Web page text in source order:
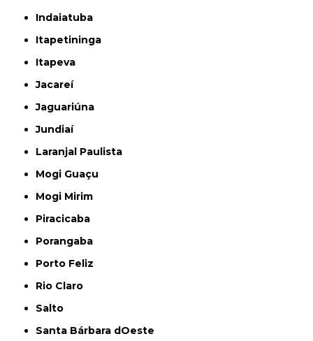
Indaiatuba
Itapetininga
Itapeva
Jacareí
Jaguariúna
Jundiaí
Laranjal Paulista
Mogi Guaçu
Mogi Mirim
Piracicaba
Porangaba
Porto Feliz
Rio Claro
Salto
Santa Bárbara dOeste